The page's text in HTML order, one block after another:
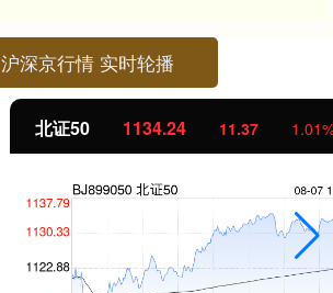
沪深京行情 实时轮播
1134.24 11.37 1.01%